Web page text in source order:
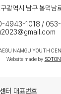
광역시 남구 봉덕남
4943-1018 /
NAMGU YOUTH
Website made by
터 대표번호